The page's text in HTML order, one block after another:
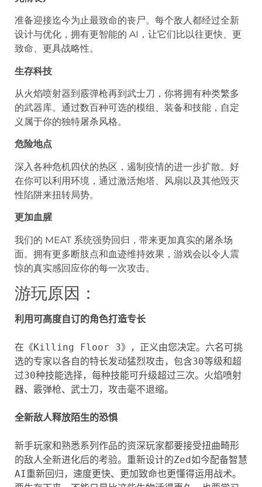
准备迎接迄今为止最致命的丧尸。每个敌人都经过全新
设计与优化，拥有更智能的 AI，让它们比以往更快、更
致命、更具战略性。
生存科技
从火焰喷射器到霰弹枪再到武士刀，你将拥有种类繁多
的武器库。通过数百种可选的模组、装备和技能，自定
义属于你的独特屠杀风格。
危险地点
深入各种危机四伏的热区，遏制疫情的进一步扩散。好
在你可以利用环境，通过激活炮塔、风扇以及其他毁灭
性陷阱来扭转局势。
更加血腥
我们的 MEAT 系统强势回归，带来更加真实的屠杀场
面。拥有更多断肢点和血迹维持效果，游戏会以令人震
惊的真实感回应你的每一次攻击。
游玩原因：
利用可高度自订的角色打造专长
在《Killing Floor 3》，正义由您决定。六名可挑
选的专家以各自的特长发动猛烈攻击，包含30等级和超
过30种技能选择，每种技能可升级超过三次。火焰喷射
器、霰弹枪、武士刀，攻击毫不退缩。
全新敌人释放陌生的恐惧
新手玩家和熟悉系列作品的资深玩家都要接受扭曲畸形
的敌人全新进化后的考验。重新设计的Zed如今配备智慧
AI重新回归，速度更快、更加致命也更懂得运用战术。